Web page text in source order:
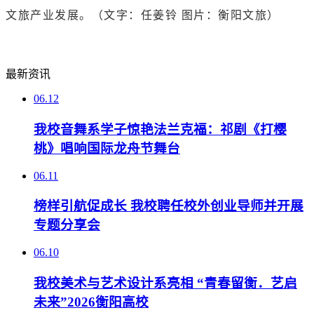
文旅产业发展。（文字：任姜铃 图片：衡阳文旅）
最新资讯
06.12
我校音舞系学子惊艳法兰克福：祁剧《打樱
桃》唱响国际龙舟节舞台
06.11
榜样引航促成长 我校聘任校外创业导师并开展
专题分享会
06.10
我校美术与艺术设计系亮相 “青春留衡．艺启
未来”2026衡阳高校